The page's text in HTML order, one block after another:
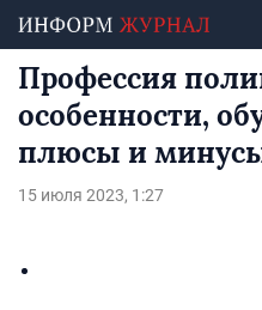
Профессия
особенности,
плюсы и
15 июля 2023, 1:27